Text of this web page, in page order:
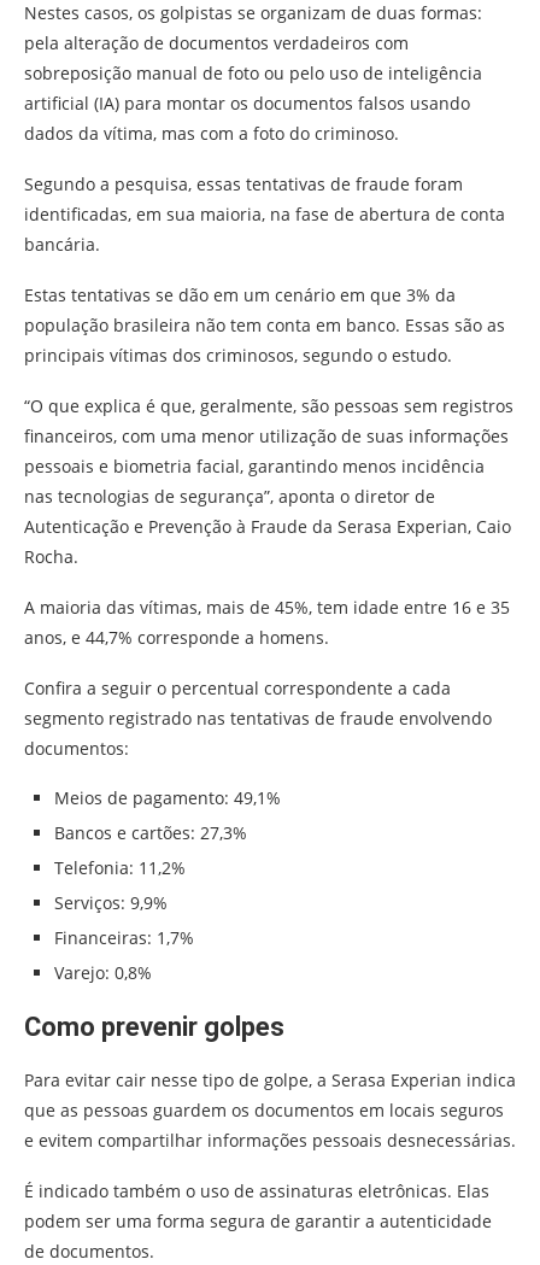
Nestes casos, os golpistas se organizam de duas formas:
pela alteração de documentos verdadeiros com
sobreposição manual de foto ou pelo uso de inteligência
artificial (IA) para montar os documentos falsos usando
dados da vítima, mas com a foto do criminoso.
Segundo a pesquisa, essas tentativas de fraude foram
identificadas, em sua maioria, na fase de abertura de conta
bancária.
Estas tentativas se dão em um cenário em que 3% da
população brasileira não tem conta em banco. Essas são as
principais vítimas dos criminosos, segundo o estudo.
“O que explica é que, geralmente, são pessoas sem registros
financeiros, com uma menor utilização de suas informações
pessoais e biometria facial, garantindo menos incidência
nas tecnologias de segurança”, aponta o diretor de
Autenticação e Prevenção à Fraude da Serasa Experian, Caio
Rocha.
A maioria das vítimas, mais de 45%, tem idade entre 16 e 35
anos, e 44,7% corresponde a homens.
Confira a seguir o percentual correspondente a cada
segmento registrado nas tentativas de fraude envolvendo
documentos:
Meios de pagamento: 49,1%
Bancos e cartões: 27,3%
Telefonia: 11,2%
Serviços: 9,9%
Financeiras: 1,7%
Varejo: 0,8%
Como prevenir golpes
Para evitar cair nesse tipo de golpe, a Serasa Experian indica
que as pessoas guardem os documentos em locais seguros
e evitem compartilhar informações pessoais desnecessárias.
É indicado também o uso de assinaturas eletrônicas. Elas
podem ser uma forma segura de garantir a autenticidade
de documentos.